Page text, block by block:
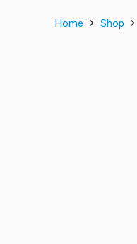
Home Shop